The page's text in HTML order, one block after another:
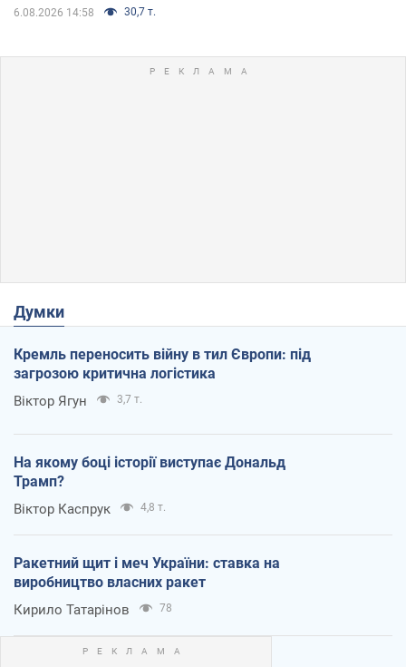
6.08.2026 14:58 30,7 т.
Думки
Кремль переносить війну в тил Європи: під
загрозою критична логістика
Віктор Ягун 3,7 т.
На якому боці історії виступає Дональд
Трамп?
Віктор Каспрук 4,8 т.
Ракетний щит і меч України: ставка на
виробництво власних ракет
Кирило Татарінов 78